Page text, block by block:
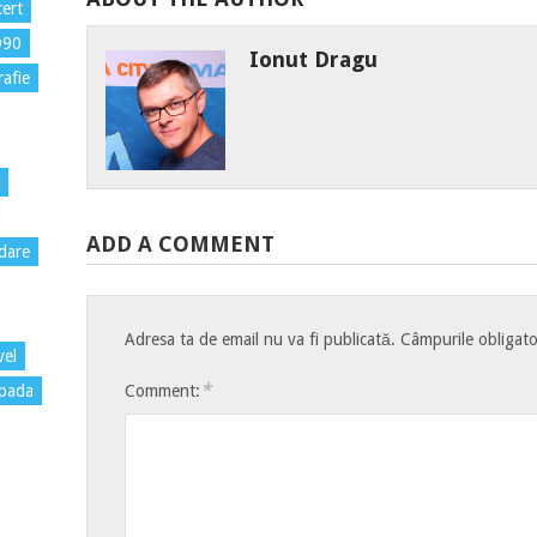
Ionut Dragu
ADD A COMMENT
Adresa ta de email nu va fi publicată. Câmpurile
Comment: *